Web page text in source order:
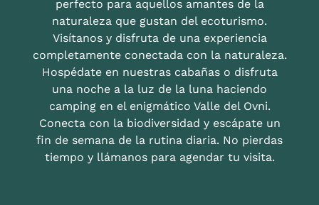
perfecto para aquellos amantes de la
naturaleza que gustan del ecoturismo.
Visítanos y disfruta de una experiencia
completamente conectada con la naturaleza.
Hospédate en nuestras cabañas o disfruta
una noche a la luz de la luna haciendo
camping en el enigmático Valle del Ovni.
Conecta con la biodiversidad y escápate un
fin de semana de la rutina diaria. No pierdas
tiempo y llámanos para agendar tu visita.